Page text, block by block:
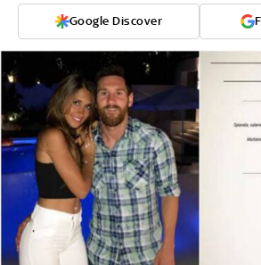
Google Discover